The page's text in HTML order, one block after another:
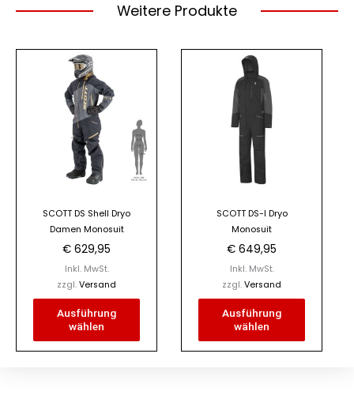
Weitere Produkte
SCOTT DS Shell Dryo
Damen Monosuit
€ 629,95
Inkl. MwSt.
zzgl. Versand
Ausführung
wählen
Dieses
Produkt
weist
mehrere
Varianten
auf.
Die
können
auf
der
Produktseite
gewählt
werden
SCOTT DS-I Dryo
Monosuit
€ 649,95
Inkl. MwSt.
zzgl. Versand
Ausführung
wählen
Dieses
Produkt
weist
mehrere
Varianten
auf.
Die
können
auf
der
Produktseite
gewählt
werden